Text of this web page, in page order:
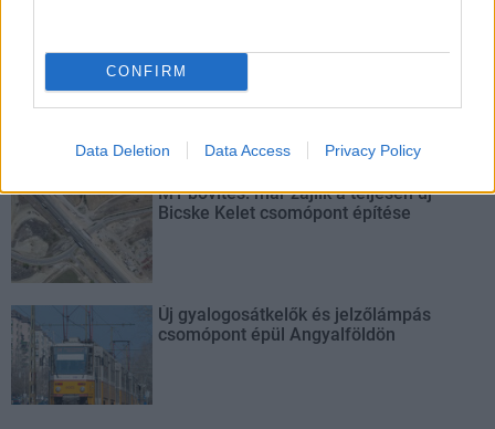
CONFIRM
Data Deletion Data Access Privacy Policy
Történelmi táj, amelynek minden köve
mesél – megújul a tatai Angolkert
M1 bővítés: már zajlik a teljesen új
Bicske Kelet csomópont építése
Új gyalogosátkelők és jelzőlámpás
csomópont épül Angyalföldön